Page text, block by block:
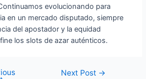
evolucionando para
en un mercado disputado, siempre
del apostador y la equidad
los slots de azar auténticos.
Next Post →